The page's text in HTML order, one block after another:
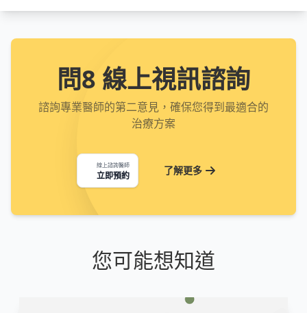
問8 線上視訊諮詢
諮詢專業醫師的第二意見，確保您得到最適合的
治療方案
線上諮詢醫師
立即預約 了解更多
您可能想知道